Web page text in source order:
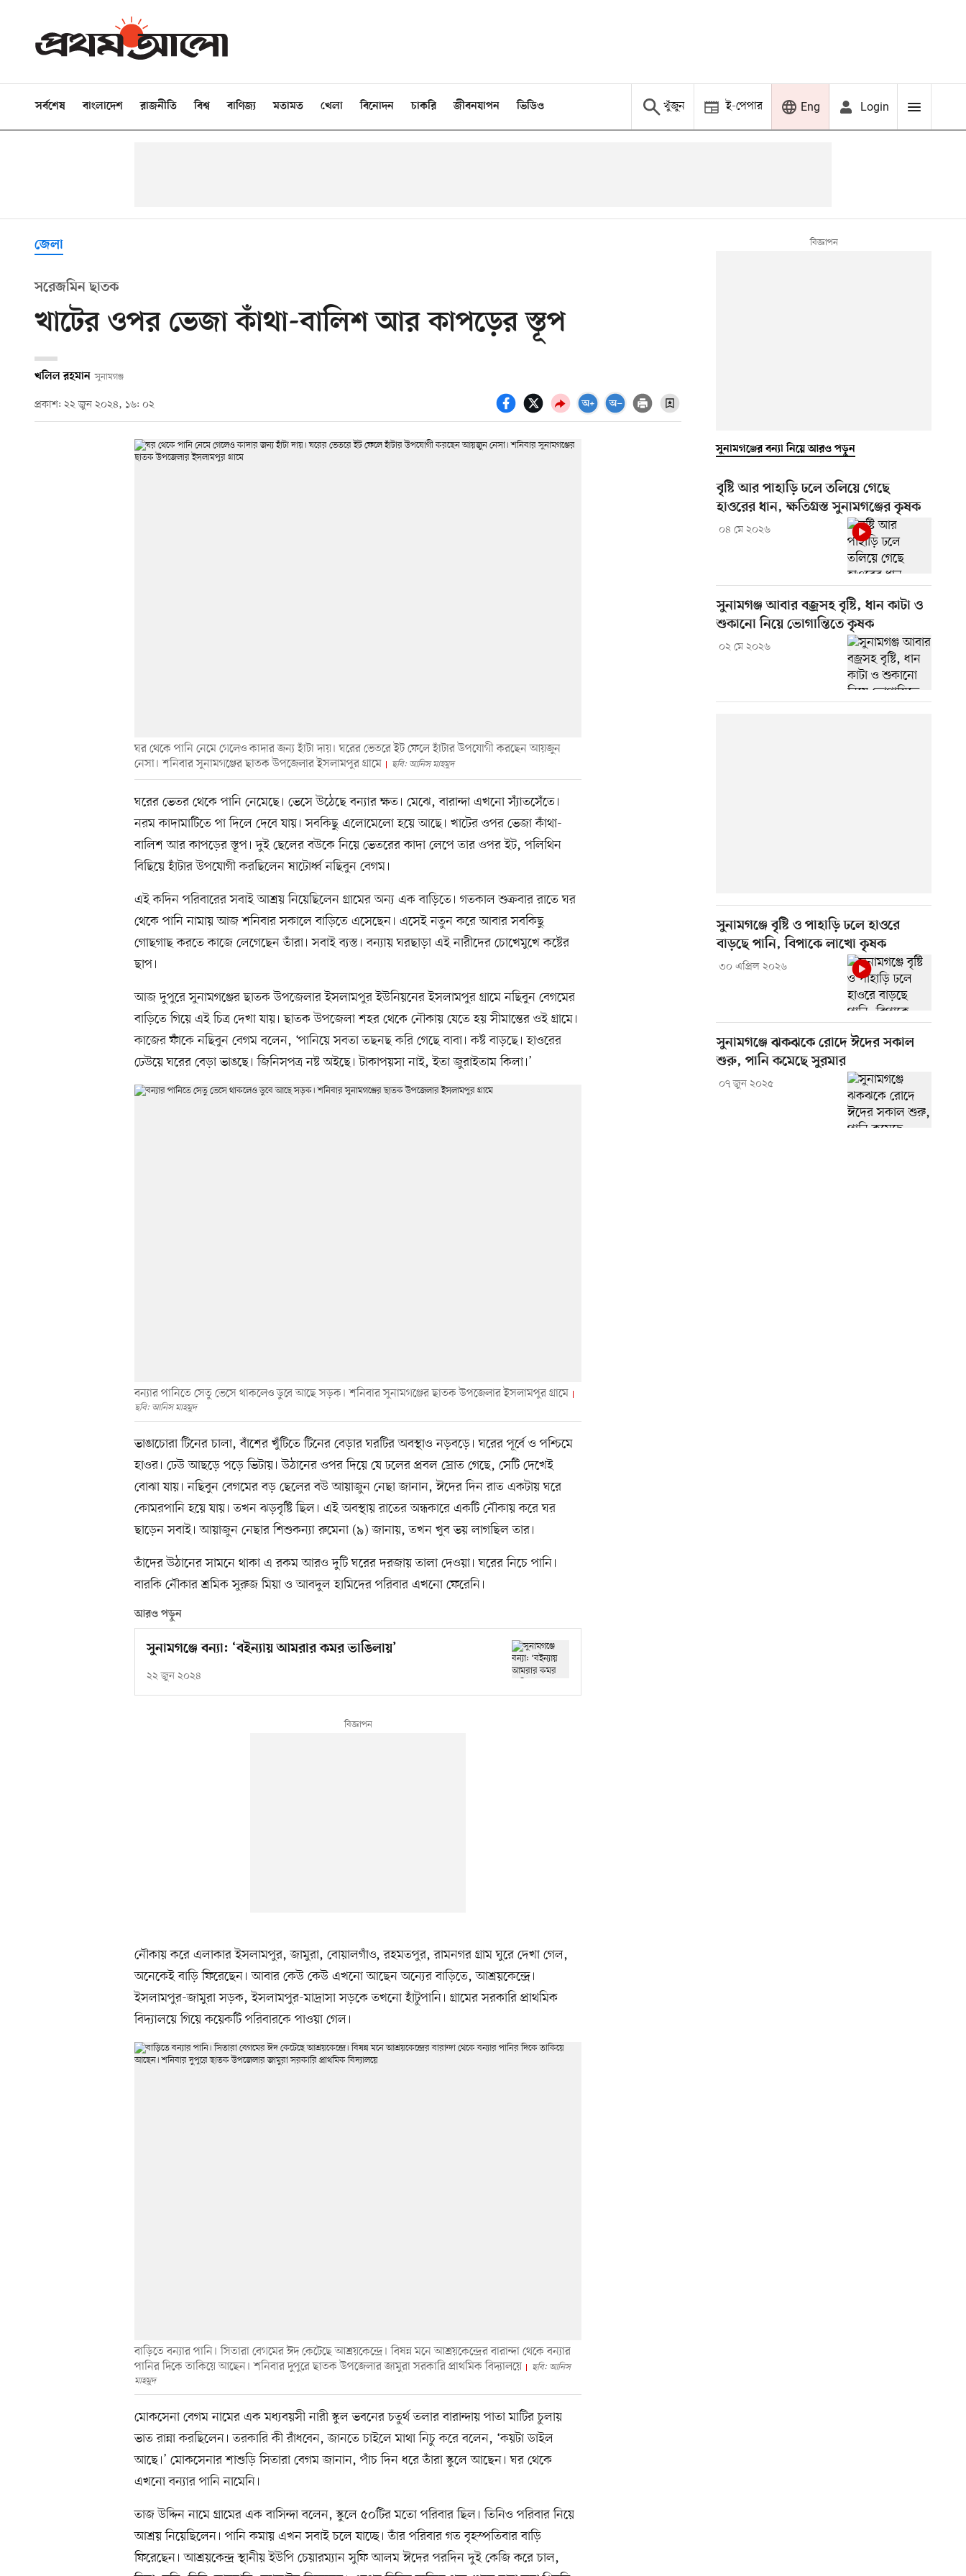
সর্বশেষ বাংলাদেশ রাজনীতি বিশ্ব বাণিজ্য মতামত খেলা বিনোদন চাকরি জীবনযাপন ভিডিও খুঁজুন ই-পেপার Eng Login
জেলা
সরেজমিন ছাতক
খাটের ওপর ভেজা কাঁথা-বালিশ আর কাপড়ের স্তূপ
খলিল রহমান সুনামগঞ্জ
প্রকাশ: ২২ জুন ২০২৪, ১৬: ০২
ঘর থেকে পানি নেমে গেলেও কাদার জন্য হাঁটা দায়। ঘরের ভেতরে ইট ফেলে হাঁটার উপযোগী করছেন আয়জুন
নেসা। শনিবার সুনামগঞ্জের ছাতক উপজেলার ইসলামপুর গ্রামে
ছবি: আনিস মাহমুদ
ঘরের ভেতর থেকে পানি নেমেছে। ভেসে উঠেছে বন্যার ক্ষত। মেঝে, বারান্দা এখনো স্যাঁতসেঁতে।
নরম কাদামাটিতে পা দিলে দেবে যায়। সবকিছু এলোমেলো হয়ে আছে। খাটের ওপর ভেজা কাঁথা-
বালিশ আর কাপড়ের স্তূপ। দুই ছেলের বউকে নিয়ে ভেতরের কাদা লেপে তার ওপর ইট, পলিথিন
বিছিয়ে হাঁটার উপযোগী করছিলেন ষাটোর্ধ্ব নছিবুন বেগম।
এই কদিন পরিবারের সবাই আশ্রয় নিয়েছিলেন গ্রামের অন্য এক বাড়িতে। গতকাল শুক্রবার রাতে ঘর
থেকে পানি নামায় আজ শনিবার সকালে বাড়িতে এসেছেন। এসেই নতুন করে আবার সবকিছু
গোছগাছ করতে কাজে লেগেছেন তাঁরা। সবাই ব্যস্ত। বন্যায় ঘরছাড়া এই নারীদের চোখেমুখে কষ্টের
ছাপ।
আজ দুপুরে সুনামগঞ্জের ছাতক উপজেলার ইসলামপুর ইউনিয়নের ইসলামপুর গ্রামে নছিবুন বেগমের
বাড়িতে গিয়ে এই চিত্র দেখা যায়। ছাতক উপজেলা শহর থেকে নৌকায় যেতে হয় সীমান্তের ওই গ্রামে।
কাজের ফাঁকে নছিবুন বেগম বলেন, ‘পানিয়ে সবতা তছনছ করি গেছে বাবা। কষ্ট বাড়ছে। হাওরের
ঢেউয়ে ঘরের বেড়া ভাঙছে। জিনিসপত্র নষ্ট অইছে। টাকাপয়সা নাই, ইতা জুরাইতাম কিলা।’
বন্যার পানিতে সেতু ভেসে থাকলেও ডুবে আছে সড়ক। শনিবার সুনামগঞ্জের ছাতক উপজেলার ইসলামপুর গ্রামে
ছবি: আনিস মাহমুদ
ভাঙাচোরা টিনের চালা, বাঁশের খুঁটিতে টিনের বেড়ার ঘরটির অবস্থাও নড়বড়ে। ঘরের পূর্বে ও পশ্চিমে
হাওর। ঢেউ আছড়ে পড়ে ভিটায়। উঠানের ওপর দিয়ে যে ঢলের প্রবল স্রোত গেছে, সেটি দেখেই
বোঝা যায়। নছিবুন বেগমের বড় ছেলের বউ আয়াজুন নেছা জানান, ঈদের দিন রাত একটায় ঘরে
কোমরপানি হয়ে যায়। তখন ঝড়বৃষ্টি ছিল। এই অবস্থায় রাতের অন্ধকারে একটি নৌকায় করে ঘর
ছাড়েন সবাই। আয়াজুন নেছার শিশুকন্যা রুমেনা (৯) জানায়, তখন খুব ভয় লাগছিল তার।
তাঁদের উঠানের সামনে থাকা এ রকম আরও দুটি ঘরের দরজায় তালা দেওয়া। ঘরের নিচে পানি।
বারকি নৌকার শ্রমিক সুরুজ মিয়া ও আবদুল হামিদের পরিবার এখনো ফেরেনি।
আরও পড়ুন
সুনামগঞ্জে বন্যা: ‘বইন্যায় আমরার কমর ভাঙিলায়’
২২ জুন ২০২৪
নৌকায় করে এলাকার ইসলামপুর, জামুরা, বোয়ালগাঁও, রহমতপুর, রামনগর গ্রাম ঘুরে দেখা গেল,
অনেকেই বাড়ি ফিরেছেন। আবার কেউ কেউ এখনো আছেন অন্যের বাড়িতে, আশ্রয়কেন্দ্রে।
ইসলামপুর-জামুরা সড়ক, ইসলামপুর-মাদ্রাসা সড়কে তখনো হাঁটুপানি। গ্রামের সরকারি প্রাথমিক
বিদ্যালয়ে গিয়ে কয়েকটি পরিবারকে পাওয়া গেল।
বাড়িতে বন্যার পানি। সিতারা বেগমের ঈদ কেটেছে আশ্রয়কেন্দ্রে। বিষন্ন মনে আশ্রয়কেন্দ্রের বারান্দা থেকে বন্যার
পানির দিকে তাকিয়ে আছেন। শনিবার দুপুরে ছাতক উপজেলার জামুরা সরকারি প্রাথমিক বিদ্যালয়ে
ছবি: আনিস
মাহমুদ
মোকসেনা বেগম নামের এক মধ্যবয়সী নারী স্কুল ভবনের চতুর্থ তলার বারান্দায় পাতা মাটির চুলায়
ভাত রান্না করছিলেন। তরকারি কী রাঁধবেন, জানতে চাইলে মাথা নিচু করে বলেন, ‘কয়টা ডাইল
আছে।’ মোকসেনার শাশুড়ি সিতারা বেগম জানান, পাঁচ দিন ধরে তাঁরা স্কুলে আছেন। ঘর থেকে
এখনো বন্যার পানি নামেনি।
তাজ উদ্দিন নামে গ্রামের এক বাসিন্দা বলেন, স্কুলে ৫০টির মতো পরিবার ছিল। তিনিও পরিবার নিয়ে
আশ্রয় নিয়েছিলেন। পানি কমায় এখন সবাই চলে যাচ্ছে। তাঁর পরিবার গত বৃহস্পতিবার বাড়ি
ফিরেছেন। আশ্রয়কেন্দ্র স্থানীয় ইউপি চেয়ারম্যান সুফি আলম ঈদের পরদিন দুই কেজি করে চাল,
সুনামগঞ্জের বন্যা নিয়ে আরও পড়ুন
বৃষ্টি আর পাহাড়ি ঢলে তলিয়ে গেছে
হাওরের ধান, ক্ষতিগ্রস্ত সুনামগঞ্জের কৃষক
০৪ মে ২০২৬
সুনামগঞ্জ আবার বজ্রসহ বৃষ্টি, ধান কাটা ও
শুকানো নিয়ে ভোগান্তিতে কৃষক
০২ মে ২০২৬
সুনামগঞ্জে বৃষ্টি ও পাহাড়ি ঢলে হাওরে
বাড়ছে পানি, বিপাকে লাখো কৃষক
৩০ এপ্রিল ২০২৬
সুনামগঞ্জে ঝকঝকে রোদে ঈদের সকাল
শুরু, পানি কমেছে সুরমার
০৭ জুন ২০২৫